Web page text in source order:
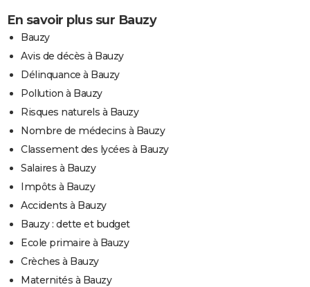
En savoir plus sur Bauzy
Bauzy
Avis de décès à Bauzy
Délinquance à Bauzy
Pollution à Bauzy
Risques naturels à Bauzy
Nombre de médecins à Bauzy
Classement des lycées à Bauzy
Salaires à Bauzy
Impôts à Bauzy
Accidents à Bauzy
Bauzy : dette et budget
Ecole primaire à Bauzy
Crèches à Bauzy
Maternités à Bauzy